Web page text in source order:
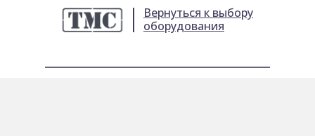
Вернуться к выбору
оборудования